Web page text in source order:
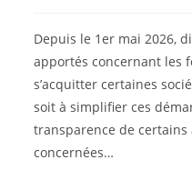
Depuis le 1er mai 2026,
apportés concernant les
s’acquitter certaines
soit à simplifier ces
transparence de certains
concernées…